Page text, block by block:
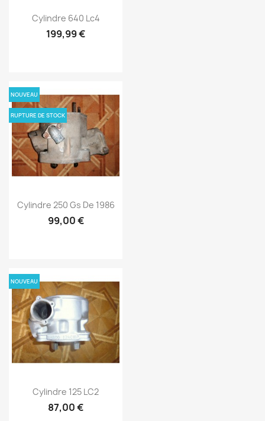
Cylindre 640 Lc4
199,99 €
Cylindre 250 Gs De 1986
99,00 €
NOUVEAU
RUPTURE DE STOCK
Cylindre 125 LC2
87,00 €
NOUVEAU